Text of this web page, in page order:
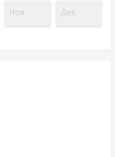
Ноя Дек